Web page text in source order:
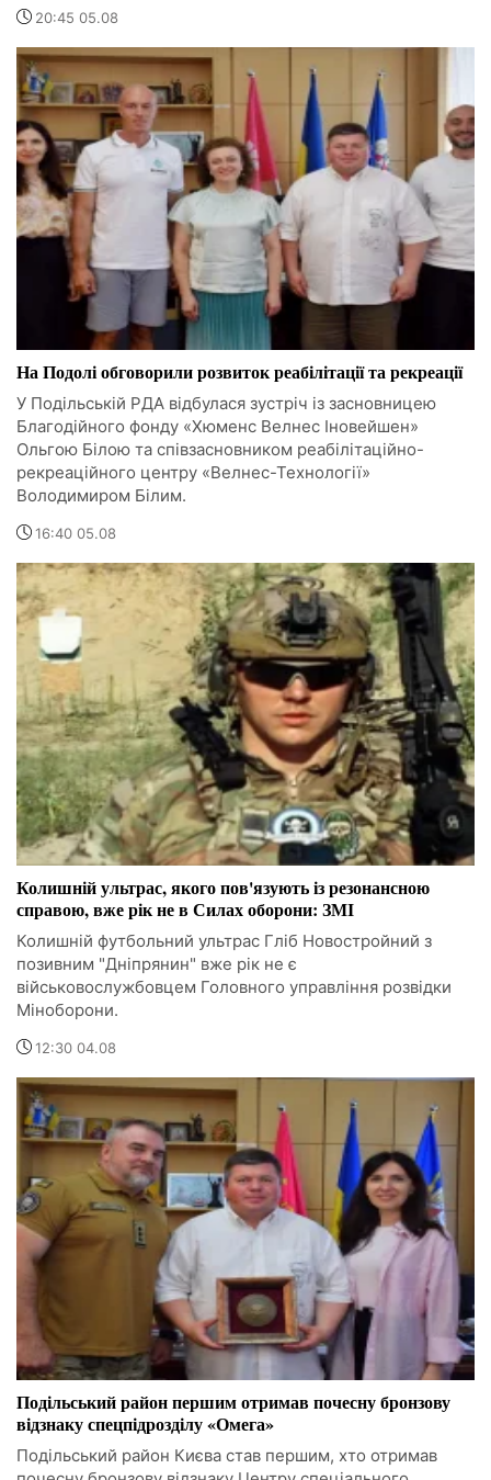
20:45 05.08
На Подолі обговорили розвиток реабілітації та рекреації
У Подільській РДА відбулася зустріч із засновницею
Благодійного фонду «Хюменс Велнес Іновейшен»
Ольгою Білою та співзасновником реабілітаційно-
рекреаційного центру «Велнес-Технології»
Володимиром Білим.
16:40 05.08
Колишній ультрас, якого пов'язують із резонансною
справою, вже рік не в Силах оборони: ЗМІ
Колишній футбольний ультрас Гліб Новостройний з
позивним "Дніпрянин" вже рік не є
військовослужбовцем Головного управління розвідки
Міноборони.
12:30 04.08
Подільський район першим отримав почесну бронзову
відзнаку спецпідрозділу «Омега»
Подільський район Києва став першим, хто отримав